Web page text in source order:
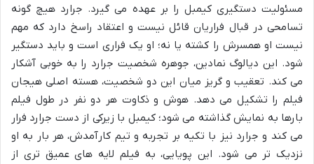
مسئولیت دستگیری کیمبل را بر عهده می گیرد. جرارد هیچ گونه
تسامحی در قبال فراریان قائل نیست و اعتقاد راسخ دارد که مهم
نیست او همسرش را کشته یا نه؛ او یک فراری است و باید دستگیر
شود. این دیالوگ نمادین، جوهره شخصیت جرارد را به خوبی آشکار
می کند. تعقیب و گریز میان این دو شخصیت، هسته اصلی هیجان
فیلم را تشکیل می دهد. هوش و ذکاوت هر دو نفر در طول فیلم
بارها به نمایش گذاشته می شود؛ کیمبل با زیرکی از دست جرارد فرار
می کند و جرارد نیز با تکیه بر تجربه و تیم کارآمدش، هر بار به او
نزدیک تر می شود. این پویایی، به فیلم لایه های عمیق تری از